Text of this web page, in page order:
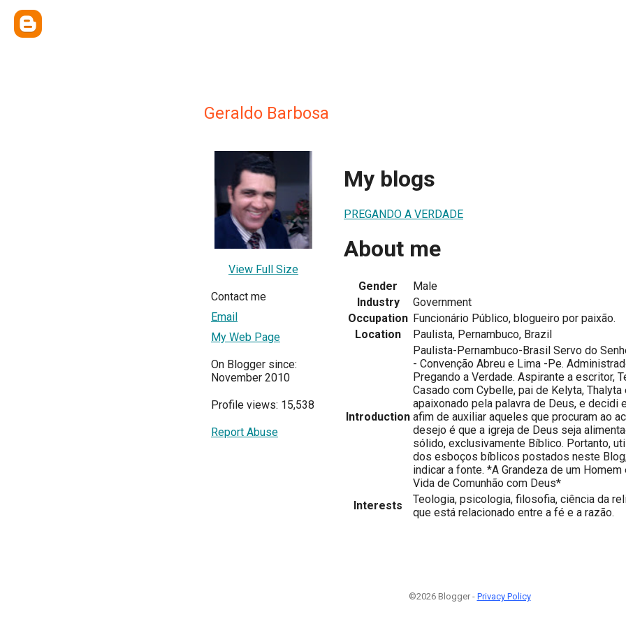
Geraldo Barbosa
View Full Size
Contact me
Email
My Web Page
On Blogger since:
November 2010
Profile views: 15,538
Report Abuse
My blogs
PREGANDO A VERDADE
About me
Gender
Male
Industry
Government
Occupation Funcionário Público, blogueiro por paixão.
Location
Paulista, Pernambuco, Brazil
Introduction
Paulista-Pernambuco-Brasil Servo do
- Convenção Abreu e Lima -Pe.
Pregando a Verdade. Aspirante a escritor,
Casado com Cybelle, pai de Kelyta, Thalyta
apaixonado pela palavra de Deus, e
afim de auxiliar aqueles que procuram ao
desejo é que a igreja de Deus seja
sólido, exclusivamente Bíblico. Portanto,
dos esboços bíblicos postados neste
indicar a fonte. *A Grandeza de um
Vida de Comunhão com Deus*
Interests
Teologia, psicologia, filosofia, ciência da
que está relacionado entre a fé e a razão.
©2026 Blogger - Privacy Policy